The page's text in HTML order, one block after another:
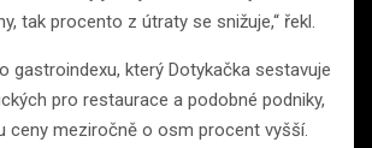
tak procento z útraty se snižuje,“ řekl.
gastroindexu, který Dotykačka sestavuje
pro restaurace a podobné podniky,
ceny meziročně o osm procent vyšší.